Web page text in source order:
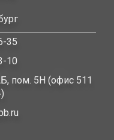
35
10
пом. 5Н (офис 511